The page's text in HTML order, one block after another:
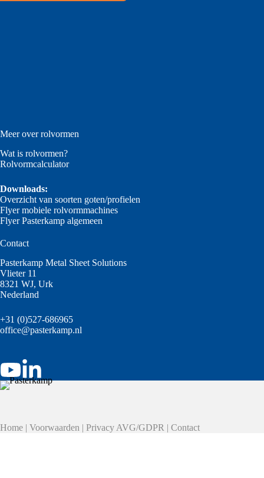
Meer over rolvormen
Wat is rolvormen?
Rolvormcalculator
Downloads:
Overzicht van soorten goten/profielen
Flyer mobiele rolvormmachines
Flyer Pasterkamp algemeen
Contact
Pasterkamp Metal Sheet Solutions
Vlieter 11
8321 WJ, Urk
Nederland
+31 (0)527-686965
office@pasterkamp.nl
Home | Voorwaarden | Privacy AVG/GDPR | Contact